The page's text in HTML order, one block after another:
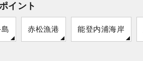
イント
赤松漁港 能登内浦海岸